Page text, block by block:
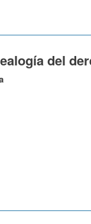
del